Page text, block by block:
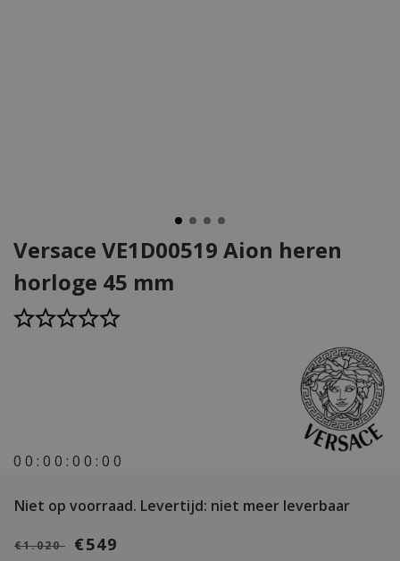
Versace VE1D00519 Aion heren
horloge 45 mm
0 0 : 0 0 : 0 0 : 0 0
Niet op voorraad. Levertijd: niet meer leverbaar
€1.020 €549